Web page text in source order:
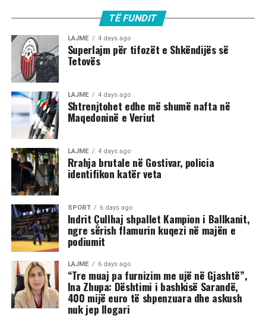
autoriteteve, sulmi ka ndodhur në orët e para të
mëngjesit të 2 gushtit në rrugën „Borçe Jovanoski“, ku
dy të rinj janë goditur me mjete dhe shkopinj druri.
Në rrjetet sociale u shfaq një video-incizim shqetësues
nga Gostivari, në të cilin shfaqet një përleshje e ashpër
fizike mes një grupi më të madh të rinjsh.
Sipas informacioneve të publikuara, gjatë rrahjes, njëri
nga djemtë është goditur në pjesën e kokës, pas së cilës
ka rënë në tokë dhe ka mbetur i palëvizshëm.
Përkundër faktit se po shtrihej në rrugë, në incizim
shihet se sulmi ka vazhduar me goditje të shumta ndaj
trupit të tij, gjë që ka shkaktuar reagime dhe dënime të
ashpra në rrjetet sociale.(INA)
TË FUNDIT
LAJME 4 days ago
Superlajm për tifozët e Shkëndijës së
Tetovës
LAJME 4 days ago
Shtrenjtohet edhe më shumë nafta në
Maqedoninë e Veriut
LAJME 4 days ago
Rrahja brutale në Gostivar, policia
identifikon katër veta
SPORT 6 days ago
Indrit Çullhaj shpallet Kampion i Ballkanit,
ngre sërish flamurin kuqezi në majën e
podiumit
LAJME 6 days ago
“Tre muaj pa furnizim me ujë në Gjashtë”,
Ina Zhupa: Dështimi i bashkisë Sarandë,
400 mijë euro të shpenzuara dhe askush
nuk jep llogari